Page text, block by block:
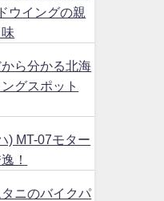
ウイングの親
ら分かる北海
グスポット
) MT-07モター
！
ニのバイクパ